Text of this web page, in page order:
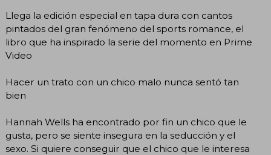
Llega la edición especial en tapa dura con cantos
pintados del gran fenómeno del sports romance, el
libro que ha inspirado la serie del momento en Prime
Video
Hacer un trato con un chico malo nunca sentó tan
bien
Hannah Wells ha encontrado por fin un chico que le
gusta, pero se siente insegura en la seducción y el
sexo. Si quiere conseguir que el chico que le interesa